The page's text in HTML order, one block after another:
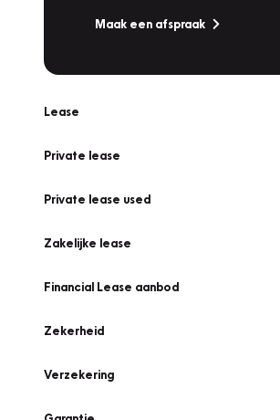
Maak een afspraak
Lease
Private lease
Private lease used
Zakelijke lease
Financial Lease aanbod
Zekerheid
Verzekering